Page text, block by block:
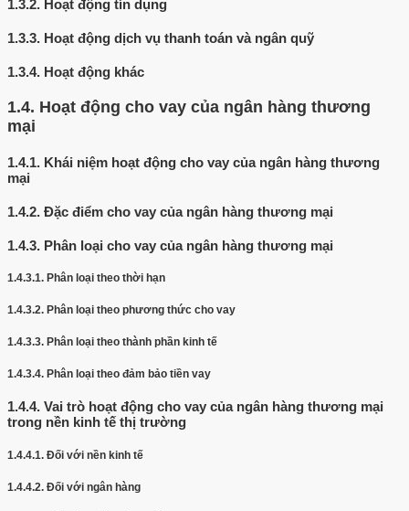
1.3.2. Hoạt động tín dụng
1.3.3. Hoạt động dịch vụ thanh toán và ngân quỹ
1.3.4. Hoạt động khác
1.4. Hoạt động cho vay của ngân hàng thương
mại
1.4.1. Khái niệm hoạt động cho vay của ngân hàng thương
mại
1.4.2. Đặc điểm cho vay của ngân hàng thương mại
1.4.3. Phân loại cho vay của ngân hàng thương mại
1.4.3.1. Phân loại theo thời hạn
1.4.3.2. Phân loại theo phương thức cho vay
1.4.3.3. Phân loại theo thành phần kinh tế
1.4.3.4. Phân loại theo đảm bảo tiền vay
1.4.4. Vai trò hoạt động cho vay của ngân hàng thương mại
trong nền kinh tế thị trường
1.4.4.1. Đối với nền kinh tế
1.4.4.2. Đối với ngân hàng